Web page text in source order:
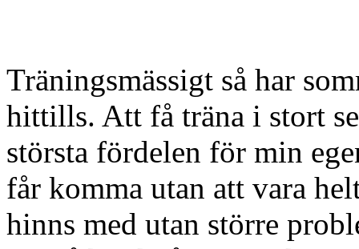
Träningsmässigt så har
hittills. Att få träna i stort
största fördelen för min
får komma utan att vara
hinns med utan större